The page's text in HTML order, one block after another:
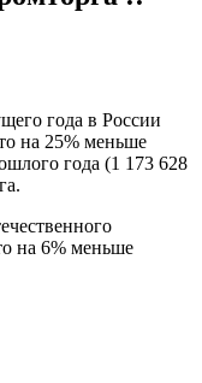
года в России
на 25% меньше
года (1 173 628
на 6% меньше